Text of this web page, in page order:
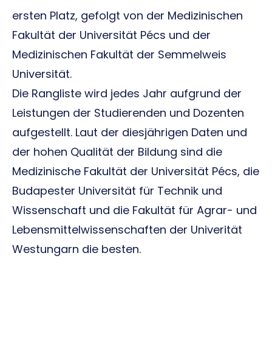
ersten Platz, gefolgt von der Medizinischen
Fakultät der Universität Pécs und der
Medizinischen Fakultät der Semmelweis
Universität.
Die Rangliste wird jedes Jahr aufgrund der
Leistungen der Studierenden und Dozenten
aufgestellt. Laut der diesjährigen Daten und
der hohen Qualität der Bildung sind die
Medizinische Fakultät der Universität Pécs, die
Budapester Universität für Technik und
Wissenschaft und die Fakultät für Agrar- und
Lebensmittelwissenschaften der Univerität
Westungarn die besten.